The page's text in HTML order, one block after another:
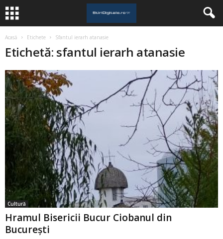
Acasă Etichete Sfantul ierarh atanasie
Etichetă: sfantul ierarh atanasie
Cultură
Hramul Bisericii Bucur Ciobanul din
București